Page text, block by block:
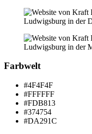
Farbwelt
#4F4F4F
#FFFFFF
#FDB813
#374754
#DA291C